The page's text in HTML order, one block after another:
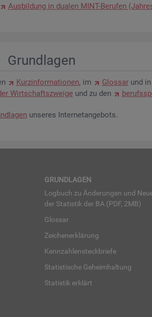
Aus­bil­dung in dua­len MINT-Be­ru­fen
Grund­la­gen
Kurz­in­for­ma­tio­nen, im Glos­sarund in
Wirt­schafts­zwei­geund zu den
un­se­res In­ter­net­an­ge­bots.
GRUND­LA­GEN
Log­buch zu Än­de­run­gen und
der Sta­tis­tik der BA (PDF, 2MB)
Glos­sar
Zei­chen­er­klä­rung
Kenn­zah­len­steck­brie­fe
Sta­tis­ti­sche Ge­heim­hal­tung
Sta­tis­tik er­klärt